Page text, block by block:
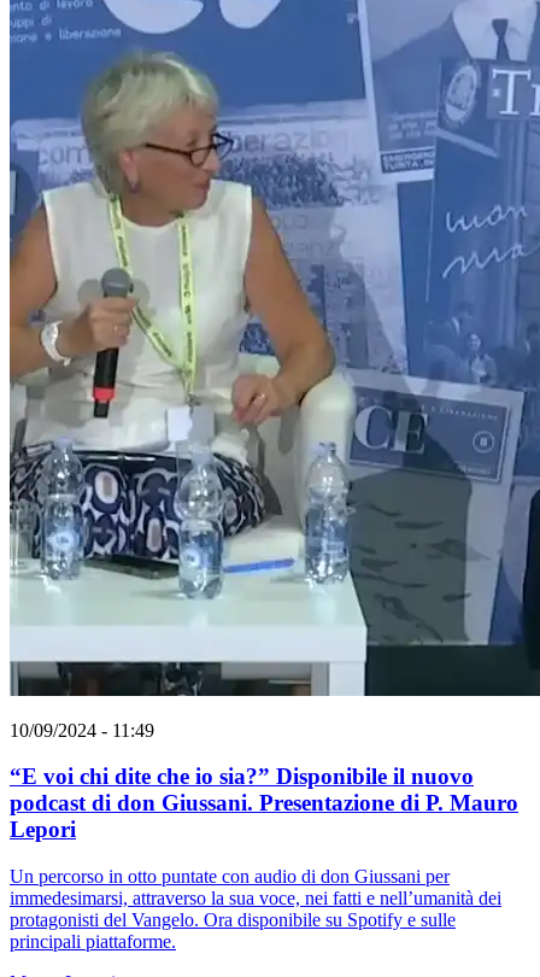
10/09/2024 - 11:49
“E voi chi dite che io sia?” Disponibile il nuovo
podcast di don Giussani. Presentazione di P. Mauro
Lepori
Un percorso in otto puntate con audio di don Giussani per
immedesimarsi, attraverso la sua voce, nei fatti e nell’umanità dei
protagonisti del Vangelo. Ora disponibile su Spotify e sulle
principali piattaforme.